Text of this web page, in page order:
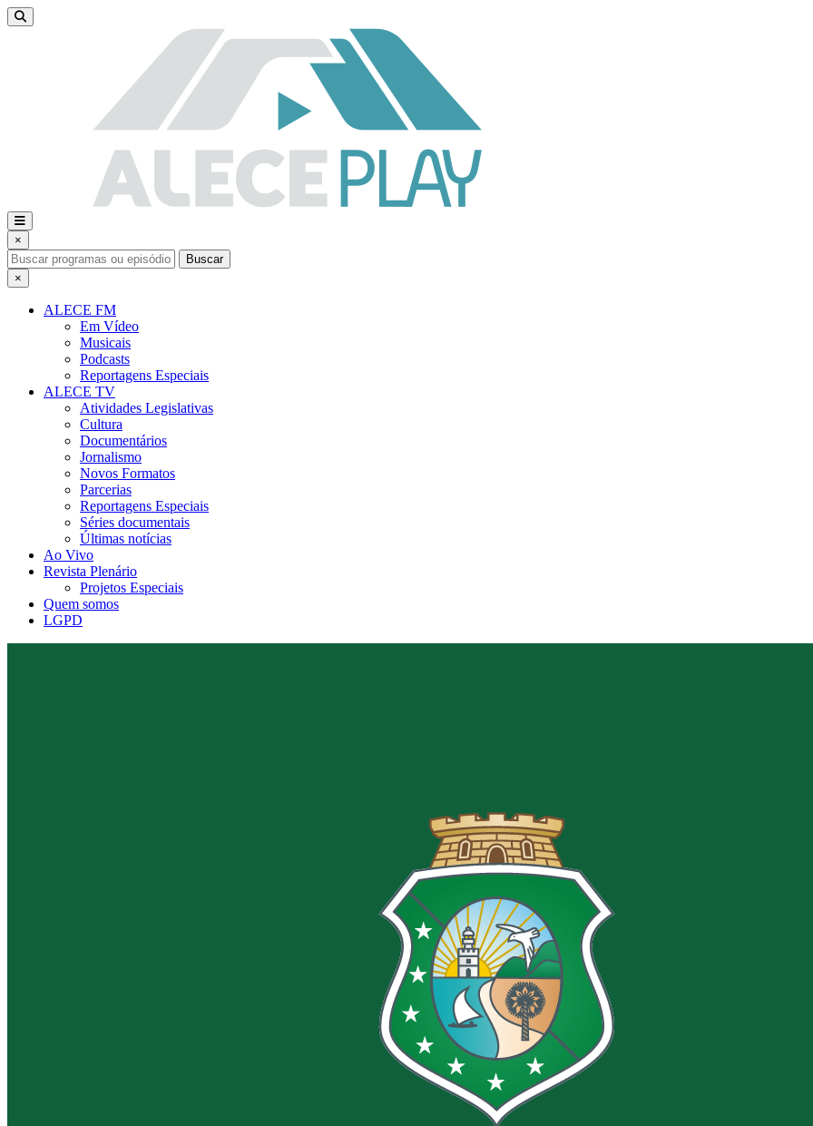
×
Buscar
×
ALECE FM
Em Vídeo
Musicais
Podcasts
Reportagens Especiais
ALECE TV
Atividades Legislativas
Cultura
Documentários
Jornalismo
Novos Formatos
Parcerias
Reportagens Especiais
Séries documentais
Últimas notícias
Ao Vivo
Revista Plenário
Projetos Especiais
Quem somos
LGPD